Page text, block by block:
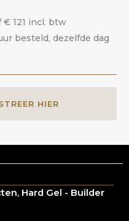
121 incl. btw
besteld, dezelfde dag
HIER
, Hard Gel - Builder